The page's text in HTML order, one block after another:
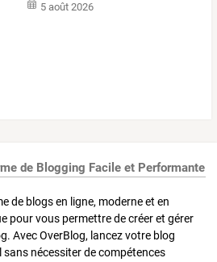
5 août 2026
de Blogging Facile et Performante
de blogs en ligne, moderne et en
pour vous permettre de créer et gérer
Avec OverBlog, lancez votre blog
nécessiter de compétences